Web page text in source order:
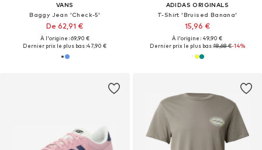
VANS
Baggy Jean 'Check-5'
De 62,91 €
À l'origine : 69,90 €
Dernier prix le plus bas :47,90 €
ADIDAS ORIGINALS
T-Shirt 'Bruised Banana'
15,96 €
À l'origine : 49,90 €
Dernier prix le plus bas :18,68 €-14%